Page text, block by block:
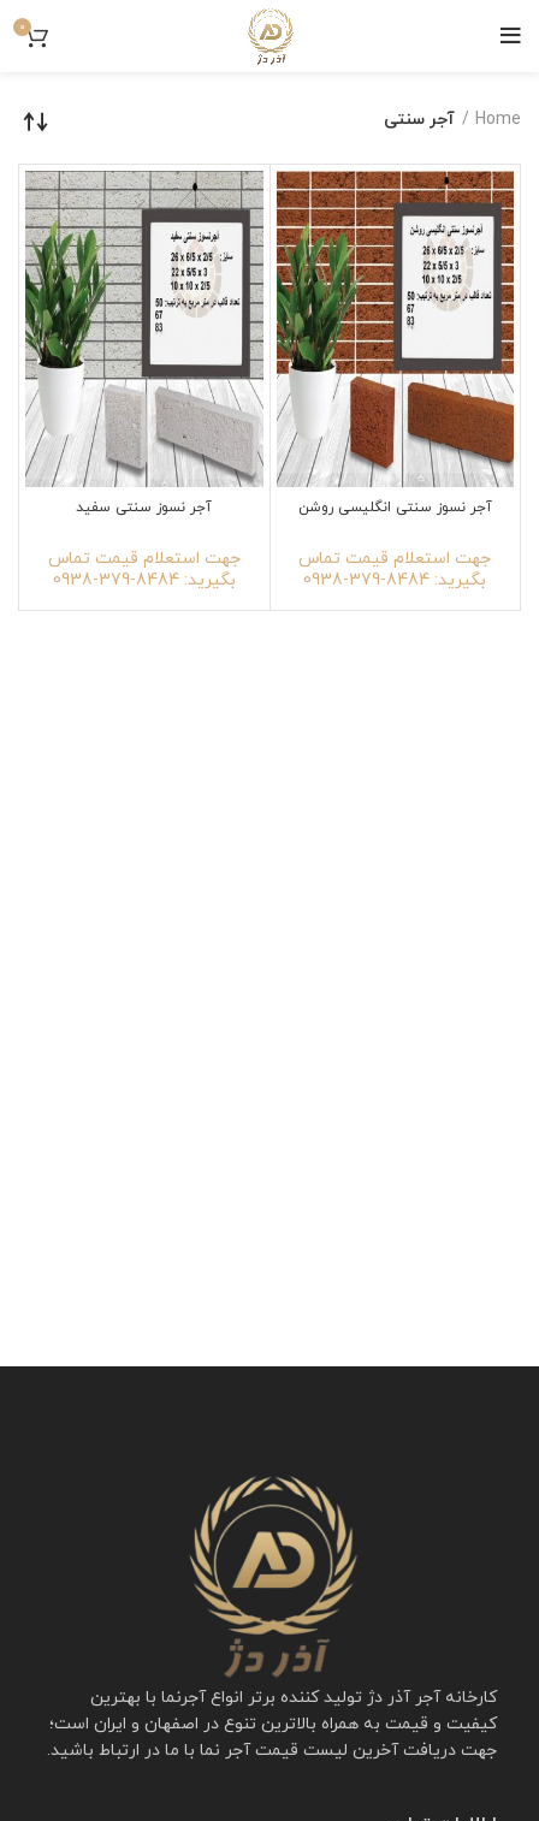
0
Home آجر سنتی
آجر نسوز سنتی انگلیسی روشن
جهت استعلام قیمت تماس
بگیرید: 8484-379-0938
آجر نسوز سنتی سفید
جهت استعلام قیمت تماس
بگیرید: 8484-379-0938
کارخانه آجر آذر دژ تولید کننده برتر انواع آجرنما با بهترین
کیفیت و قیمت به همراه بالاترین تنوع در اصفهان و ایران است؛
جهت دریافت آخرین لیست قیمت آجر نما با ما در ارتباط باشید.